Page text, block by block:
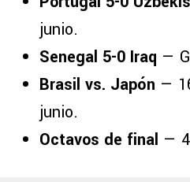
junio.
Senegal 5-0 Iraq —
Brasil vs. Japón —
junio.
Octavos de final —